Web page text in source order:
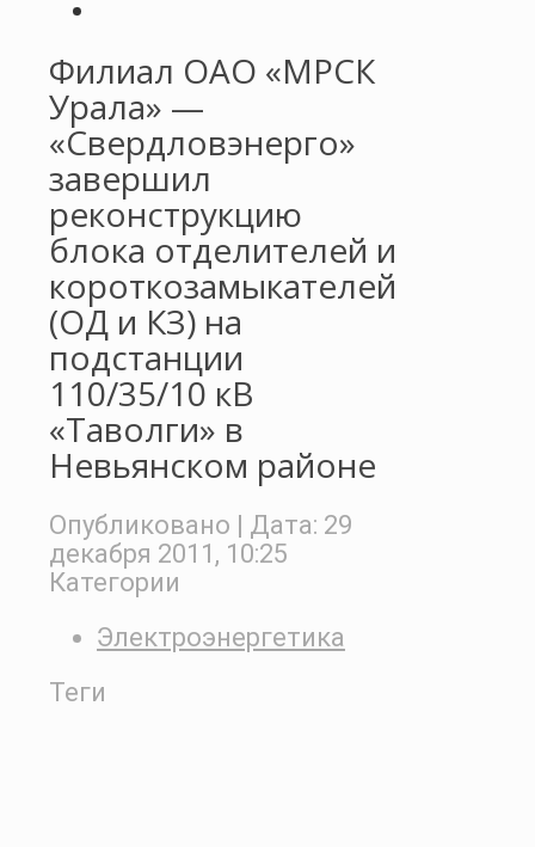
Филиал ОАО «МРСК
Урала» —
«Свердловэнерго»
завершил
реконструкцию
блока отделителей и
короткозамыкателей
(ОД и КЗ) на
подстанции
110/35/10 кВ
«Таволги» в
Невьянском районе
Опубликовано | Дата: 29
декабря 2011, 10:25
Категории
Электроэнергетика
Теги